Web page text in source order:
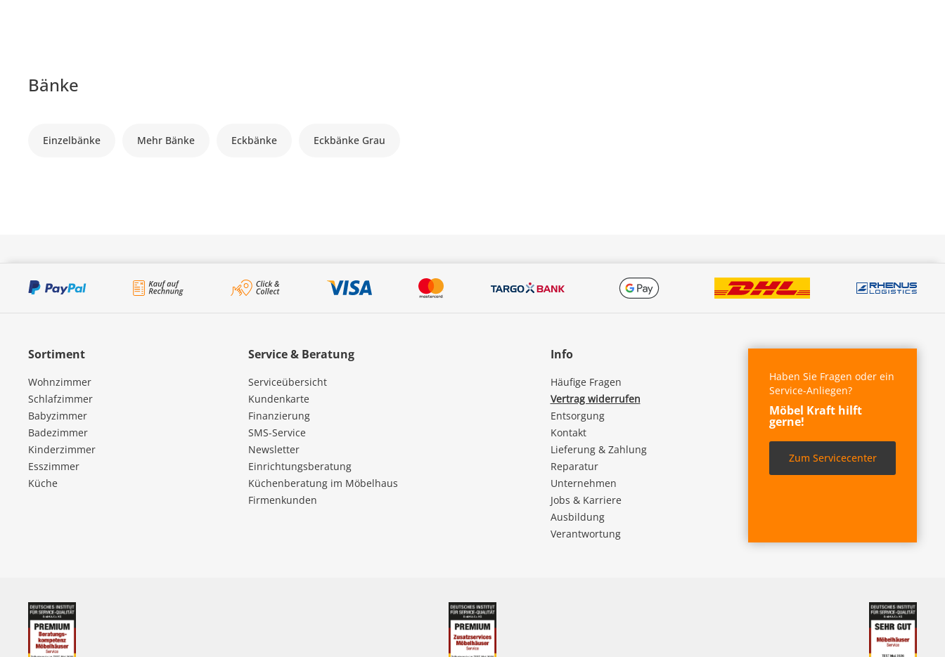
Bänke
Einzelbänke Mehr Bänke Eckbänke Eckbänke Grau
Sortiment
Wohnzimmer
Schlafzimmer
Babyzimmer
Badezimmer
Kinderzimmer
Esszimmer
Küche
Service & Beratung
Serviceübersicht
Kundenkarte
Finanzierung
SMS-Service
Newsletter
Einrichtungsberatung
Küchenberatung im Möbelhaus
Firmenkunden
Info
Häufige Fragen
Vertrag widerrufen
Entsorgung
Kontakt
Lieferung & Zahlung
Reparatur
Unternehmen
Jobs & Karriere
Ausbildung
Verantwortung
Haben Sie Fragen oder ein
Service-Anliegen?
Möbel Kraft hilft
gerne!
Zum Servicecenter